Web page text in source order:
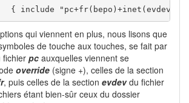
qui viennent en plus, nous lisons que
de touche aux touches, se fait par
fichier pc auxquelles viennent se
override (signe +), celles de la section
, puis celles de la section evdevdu fichier
étant bien-sûr ceux du dossier